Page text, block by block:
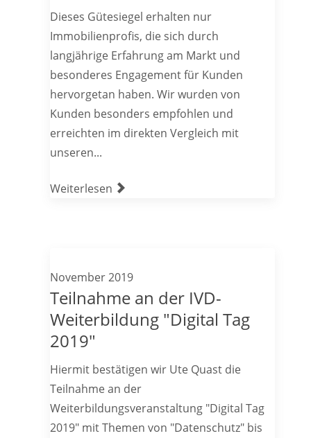
Dieses Gütesiegel erhalten nur
Immobilienprofis, die sich durch
langjährige Erfahrung am Markt und
besonderes Engagement für Kunden
hervorgetan haben. Wir wurden von
Kunden besonders empfohlen und
erreichten im direkten Vergleich mit
unseren...
Weiterlesen
November 2019
Teilnahme an der IVD-
Weiterbildung "Digital Tag
2019"
Hiermit bestätigen wir Ute Quast die
Teilnahme an der
Weiterbildungsveranstaltung "Digital Tag
2019" mit Themen von "Datenschutz" bis